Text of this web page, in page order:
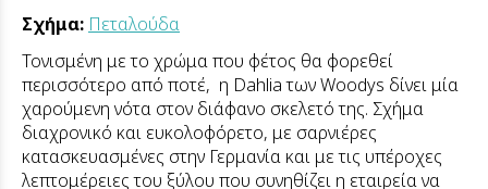
Σχήμα: Πεταλούδα
Τονισμένη με το χρώμα που φέτος θα φορεθεί
περισσότερο από ποτέ, η Dahlia των Woodys δίνει μία
χαρούμενη νότα στον διάφανο σκελετό της. Σχήμα
διαχρονικό και ευκολοφόρετο, με σαρνιέρες
κατασκευασμένες στην Γερμανία και με τις υπέροχες
λεπτομέρειες του ξύλου που συνηθίζει η εταιρεία να